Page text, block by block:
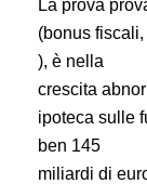
La prova
(bonus
), è nella
crescita
ipoteca sulle
ben 145
miliardi di